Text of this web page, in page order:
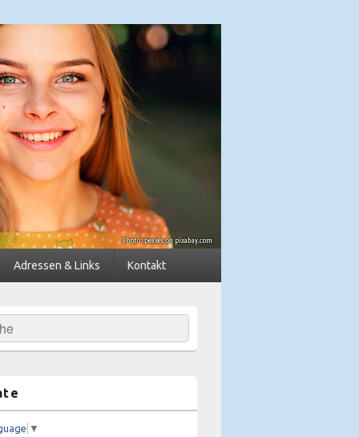
Diepholz
Adressen & Links Kontakt
▼